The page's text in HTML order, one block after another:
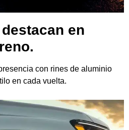
en
con rines de aluminio
en cada vuelta.